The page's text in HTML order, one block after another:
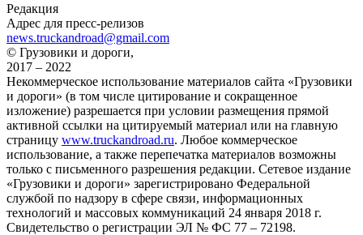
Редакция
Адрес для пресс-релизов
news.truckandroad@gmail.com
© Грузовики и дороги,
2017 – 2022
Некоммерческое использование материалов сайта «Грузовики
и дороги» (в том числе цитирование и сокращенное
изложение) разрешается при условии размещения прямой
активной ссылки на цитируемый материал или на главную
страницу www.truckandroad.ru. Любое коммерческое
использование, а также перепечатка материалов возможны
только с письменного разрешения редакции. Сетевое издание
«Грузовики и дороги» зарегистрировано Федеральной
службой по надзору в сфере связи, информационных
технологий и массовых коммуникаций 24 января 2018 г.
Свидетельство о регистрации ЭЛ № ФС 77 – 72198.